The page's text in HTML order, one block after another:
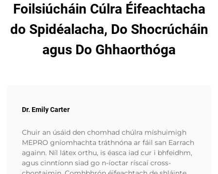
Foilsiúcháin Cúlra Éifeachtacha
do Spidéalacha, Do Shocrúcháin
agus Do Ghhaorthóga
Dr. Emily Carter
Chuir an úsáid den chomhad chúlra míshuimigh
MEPRO gníomhachta tráthnóna ar fáil san Earrach
againn. Níl látex orthu, is éasca iad cur i bhfeidhm,
agus cinntíonn siad go n-íoctar ríscaí cross-